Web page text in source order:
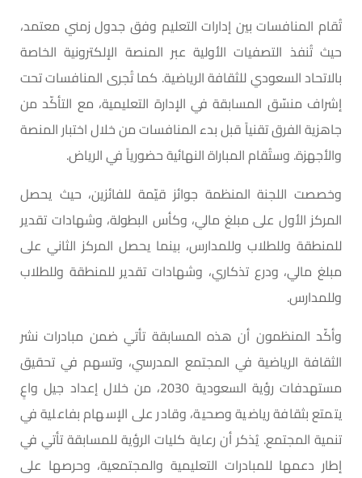
تُقام المنافسات بين إدارات التعليم وفق جدول زمني معتمد،
حيث تُنفذ التصفيات الأولية عبر المنصة الإلكترونية الخاصة
بالاتحاد السعودي للثقافة الرياضية. كما تُجرى المنافسات تحت
إشراف منسّق المسابقة في الإدارة التعليمية، مع التأكّد من
جاهزية الفرق تقنياً قبل بدء المنافسات من خلال اختبار المنصة
والأجهزة. وستُقام المباراة النهائية حضورياً في الرياض.
وخصصت اللجنة المنظمة جوائز قيّمة للفائزين، حيث يحصل
المركز الأول على مبلغ مالي، وكأس البطولة، وشهادات تقدير
للمنطقة وللطلاب وللمدارس، بينما يحصل المركز الثاني على
مبلغ مالي، ودرع تذكاري، وشهادات تقدير للمنطقة وللطلاب
وللمدارس.
وأكّد المنظمون أن هذه المسابقة تأتي ضمن مبادرات نشر
الثقافة الرياضية في المجتمع المدرسي، وتسهم في تحقيق
مستهدفات رؤية السعودية 2030، من خلال إعداد جيل واعٍ
يتمتع بثقافة رياضية وصحية، وقادر على الإسهام بفاعلية في
تنمية المجتمع. يُذكر أن رعاية كليات الرؤية للمسابقة تأتي في
إطار دعمها للمبادرات التعليمية والمجتمعية، وحرصها على